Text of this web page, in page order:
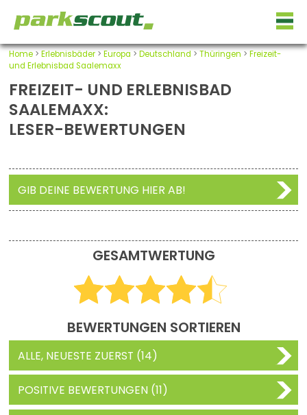
Home> Erlebnisbäder> Europa > Deutschland > Thüringen > Freizeit-
und Erlebnisbad Saalemaxx
FREIZEIT- UND ERLEBNISBAD
SAALEMAXX:
LESER-BEWERTUNGEN
GIB DEINE BEWERTUNG HIER AB!
GESAMTWERTUNG
BEWERTUNGEN SORTIEREN
ALLE, NEUESTE ZUERST (14)
POSITIVE BEWERTUNGEN (11)